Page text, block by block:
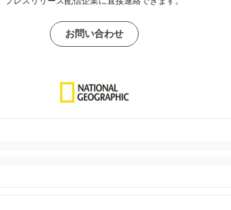
お問い合わせ